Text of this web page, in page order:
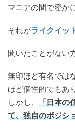
マニアの間で密か
それがライクイッ
聞いたことがない
無印ほど有名では
ほど個性的でもあ
しかし、 「日本の
て、独自のポジシ